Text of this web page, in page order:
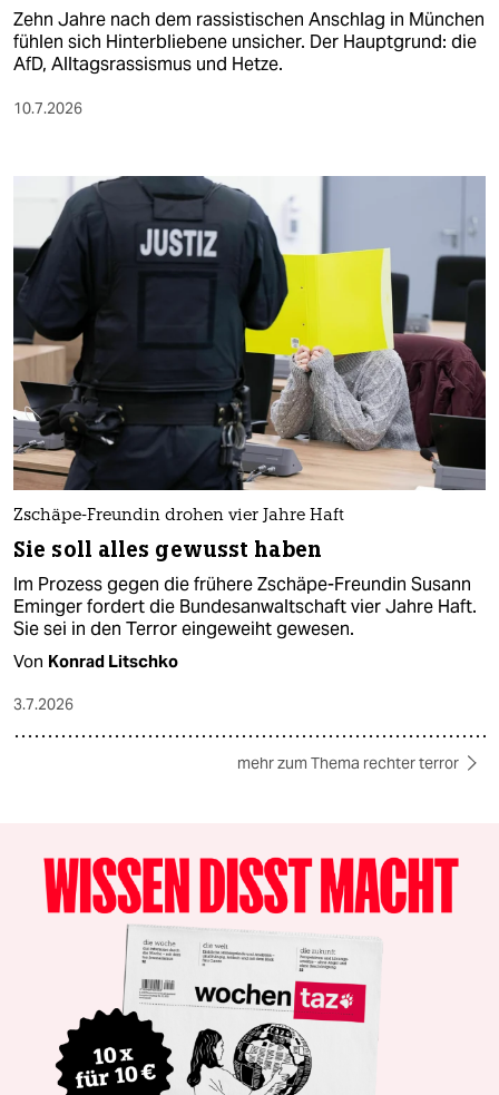
Zehn Jahre nach dem rassistischen Anschlag in München
fühlen sich Hinterbliebene unsicher. Der Hauptgrund: die
AfD, Alltagsrassismus und Hetze.
10.7.2026
Zschäpe-Freundin drohen vier Jahre Haft
Sie soll alles gewusst haben
Im Prozess gegen die frühere Zschäpe-Freundin Susann
Eminger fordert die Bundesanwaltschaft vier Jahre Haft.
Sie sei in den Terror eingeweiht gewesen.
Von Konrad Litschko
3.7.2026
mehr zum Thema rechter terror